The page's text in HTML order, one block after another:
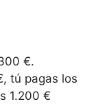
€.
tú pagas los
1.200 €